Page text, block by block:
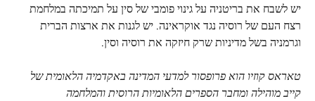
יש לשבח את בריטניה על גינוי פומבי של סין על תמיכתה במלחמת
רצח העם של רוסיה נגד אוקראינה. יש לגנות את ארצות הברית
וגרמניה בשל מדיניות שרק חיזקה את רוסיה וסין.
טאראס קוזיו הוא פרופסור למדעי המדינה באקדמיה הלאומית של
קייב מוהילה ומחבר הספרים הלאומיות הרוסית והמלחמה